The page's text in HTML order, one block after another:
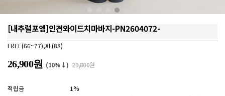
[내추럴포엠]인견와이드치마바지-PN2604072-
FREE(66~77),XL(88)
26,900원 (10%↓) 29,800원
적립금 1%